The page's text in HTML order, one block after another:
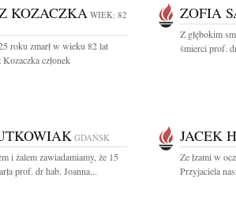
KOZACZKAWIEK: 82
roku zmarł w wieku 82 lat
członek
ZOFIA
Z głębokim
śmierci prof.
GDAŃSK
i żalem zawiadamiamy, że 15
prof. dr hab. Joanna...
JACEK
Ze łzami w
Przyjaciela